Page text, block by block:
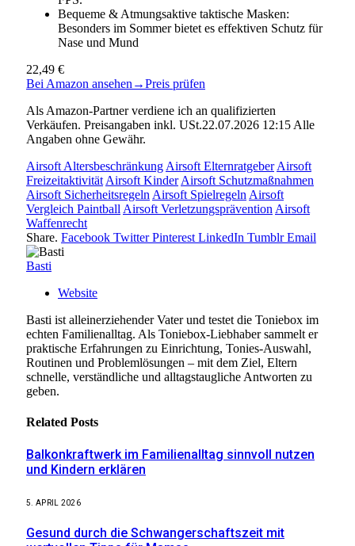
Bequeme & Atmungsaktive taktische Masken:
Besonders im Sommer bietet es effektiven Schutz für
Nase und Mund
22,49 €
Bei Amazon ansehen →Preis prüfen
Als Amazon-Partner verdiene ich an qualifizierten
Verkäufen. Preisangaben inkl. USt.22.07.2026 12:15 Alle
Angaben ohne Gewähr.
Airsoft Altersbeschränkung Airsoft Elternratgeber Airsoft
Freizeitaktivität Airsoft Kinder Airsoft Schutzmaßnahmen
Airsoft Sicherheitsregeln Airsoft Spielregeln Airsoft
Vergleich Paintball Airsoft Verletzungsprävention Airsoft
Waffenrecht
Share. Facebook Twitter Pinterest LinkedIn Tumblr Email
Basti
Website
Basti ist alleinerziehender Vater und testet die Toniebox im
echten Familienalltag. Als Toniebox-Liebhaber sammelt er
praktische Erfahrungen zu Einrichtung, Tonies-Auswahl,
Routinen und Problemlösungen – mit dem Ziel, Eltern
schnelle, verständliche und alltagstaugliche Antworten zu
geben.
Related Posts
Balkonkraftwerk im Familienalltag sinnvoll nutzen
und Kindern erklären
5. APRIL 2026
Gesund durch die Schwangerschaftszeit mit